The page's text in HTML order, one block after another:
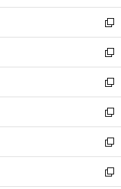
開
く
ウ
で
開
く
ン
ド
ウ
で
開
く
ウ
ィ
ン
ド
ウ
で
開
く
新
し
い
ウ
ィ
ン
ド
ウ
で
開
く
新
し
い
ウ
ィ
ン
ド
ウ
で
開
新
し
い
ウ
ィ
ン
ド
新
し
い
ウ
ィ
新
し
い
新